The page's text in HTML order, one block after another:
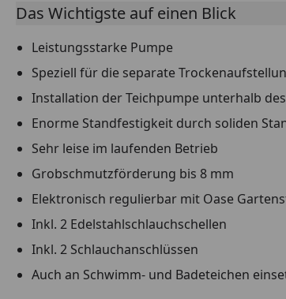
Das Wichtigste auf einen Blick
Leistungsstarke Pumpe
Speziell für die separate
Installation der Teichpumpe unterhalb
Enorme Standfestigkeit durch soliden
Sehr leise im laufenden Betrieb
Grobschmutzförderung bis 8 mm
Elektronisch regulierbar mit Oase
Inkl. 2 Edelstahlschlauchschellen
Inkl. 2 Schlauchanschlüssen
Auch an Schwimm- und Badeteichen